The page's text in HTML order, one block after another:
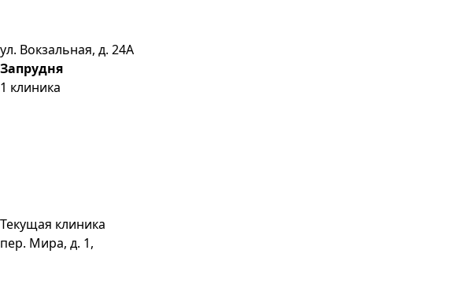
ул. Вокзальная, д. 24А
Запрудня
1 клиника
Текущая клиника
пер. Мира, д. 1,